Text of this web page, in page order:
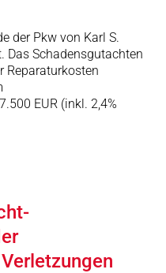
der Pkw von Karl S.
Das Schadensgutachten
Reparaturkosten
EUR (inkl. 2,4%